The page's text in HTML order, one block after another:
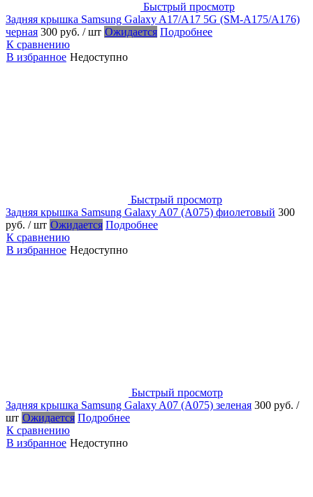
Быстрый просмотр
Задняя крышка Samsung Galaxy A17/A17 5G (SM-A175/A176)
черная 300 руб. / шт Ожидается Подробнее
К сравнению
В избранное Недоступно
Быстрый просмотр
Задняя крышка Samsung Galaxy A07 (A075) фиолетовый 300
руб. / шт Ожидается Подробнее
К сравнению
В избранное Недоступно
Быстрый просмотр
Задняя крышка Samsung Galaxy A07 (A075) зеленая 300 руб. /
шт Ожидается Подробнее
К сравнению
В избранное Недоступно